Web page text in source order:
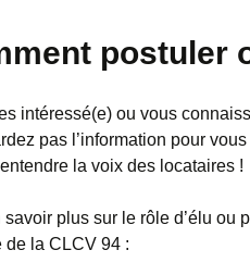
postuler
intéressé(e) ou vous
pas l’information pour
la voix des locataires !
savoir plus sur le rôle d’élu ou
de la CLCV 94 :